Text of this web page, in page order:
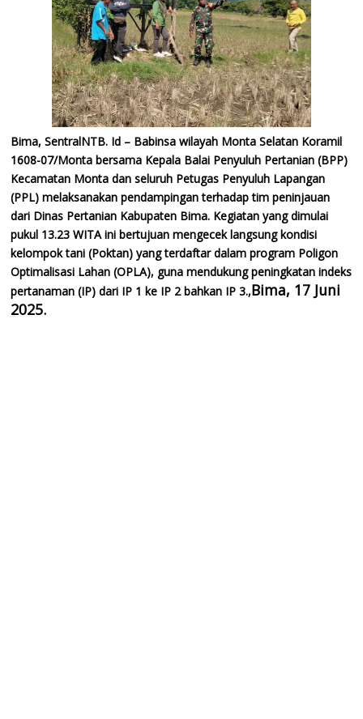
Bima, SentralNTB. Id – Babinsa wilayah Monta Selatan Koramil
1608-07/Monta bersama Kepala Balai Penyuluh Pertanian (BPP)
Kecamatan Monta dan seluruh Petugas Penyuluh Lapangan
(PPL) melaksanakan pendampingan terhadap tim peninjauan
dari Dinas Pertanian Kabupaten Bima. Kegiatan yang dimulai
pukul 13.23 WITA ini bertujuan mengecek langsung kondisi
kelompok tani (Poktan) yang terdaftar dalam program Poligon
Optimalisasi Lahan (OPLA), guna mendukung peningkatan indeks
pertanaman (IP) dari IP 1 ke IP 2 bahkan IP 3.,Bima, 17 Juni
2025.